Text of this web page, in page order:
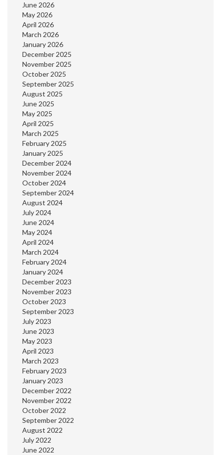
June 2026
May 2026
April 2026
March 2026
January 2026
December 2025
November 2025
October 2025
September 2025
August 2025
June 2025
May 2025
April 2025
March 2025
February 2025
January 2025
December 2024
November 2024
October 2024
September 2024
August 2024
July 2024
June 2024
May 2024
April 2024
March 2024
February 2024
January 2024
December 2023
November 2023
October 2023
September 2023
July 2023
June 2023
May 2023
April 2023
March 2023
February 2023
January 2023
December 2022
November 2022
October 2022
September 2022
August 2022
July 2022
June 2022